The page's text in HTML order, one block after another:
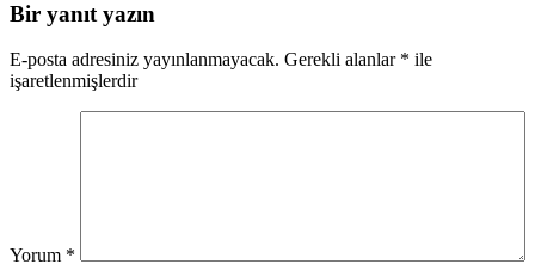
Bir yanıt yazın
E-posta adresiniz yayınlanmayacak. Gerekli alanlar * ile
işaretlenmişlerdir
Yorum *